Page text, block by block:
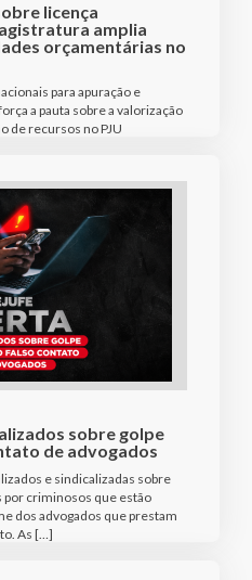
licença
amplia
orçamentárias no
para apuração e
a pauta sobre a valorização
de recursos no PJU
sobre golpe
de advogados
e sindicalizadas sobre
por criminosos que estão
dos advogados que prestam
As […]